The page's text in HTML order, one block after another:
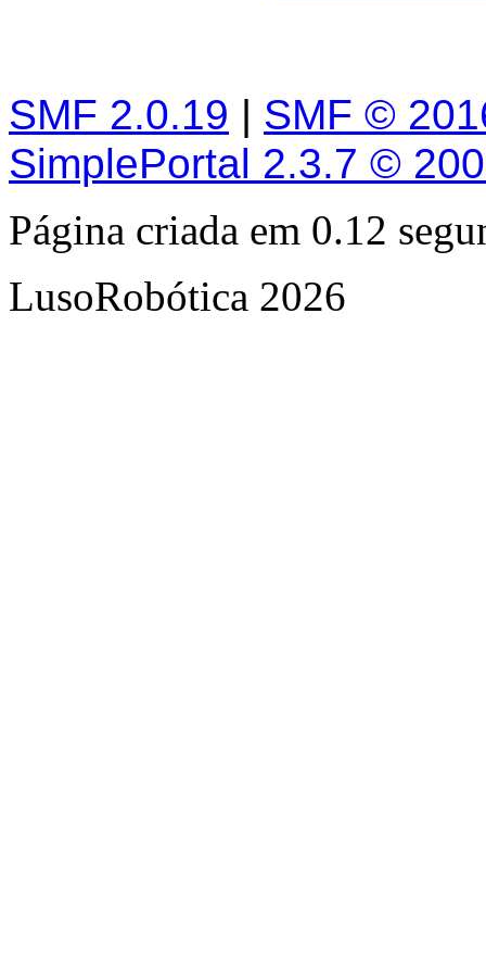
SMF 2.0.19 | SMF ©
SimplePortal 2.3.7 ©
Página criada em 0.12
LusoRobótica 2026